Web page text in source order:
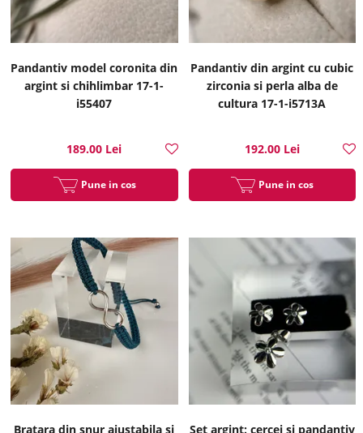
Pandantiv model coronita din
argint si chihlimbar 17-1-
i55407
189.00 Lei
Pune in cos
Pandantiv din argint cu cubic
zirconia si perla alba de
cultura 17-1-i5713A
192.00 Lei
Pune in cos
Bratara din snur ajustabila si Set argint: cercei si pandantiv